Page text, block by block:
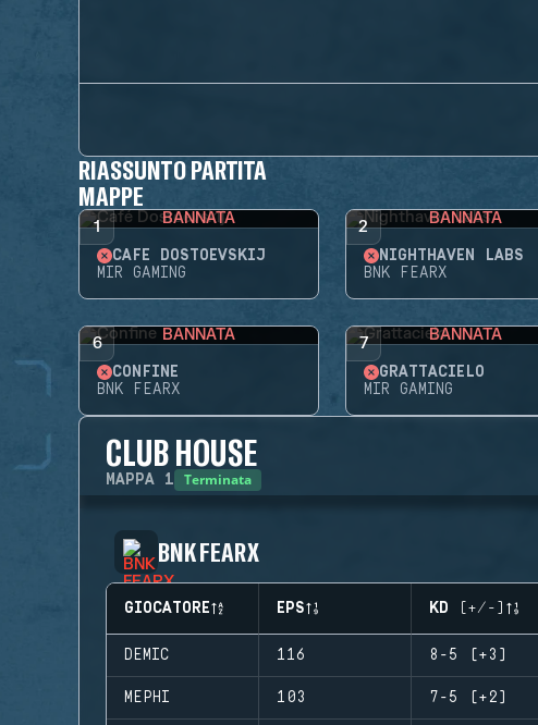
RIASSUNTO PARTITA
MAPPE
1 BANNATA
CAFÉ DOSTOEVSKIJ
MIR GAMING
2 BANNATA
NIGHTHAVEN LABS
BNK FEARX
6 BANNATA
CONFINE
BNK FEARX
7 BANNATA
GRATTACIELO
MIR GAMING
CLUB HOUSE
MAPPA 1 Terminata
BNK FEARX
GIOCATORE EPS KD (+/-)
DEMIC 116 8-5 (+3)
MEPHI 103 7-5 (+2)